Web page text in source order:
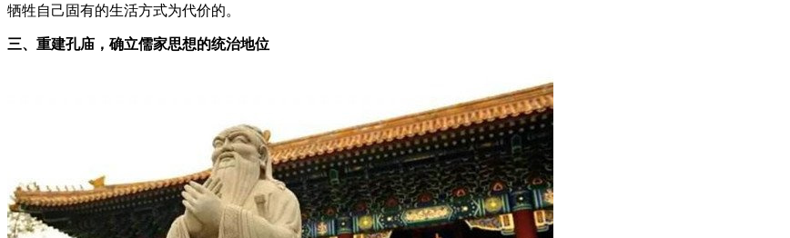
牺牲自己固有的生活方式为代价的。
三、重建孔庙，确立儒家思想的统治地位